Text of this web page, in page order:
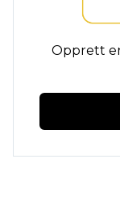
Opprett